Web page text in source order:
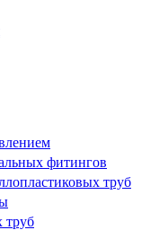
фитингов
труб
труб